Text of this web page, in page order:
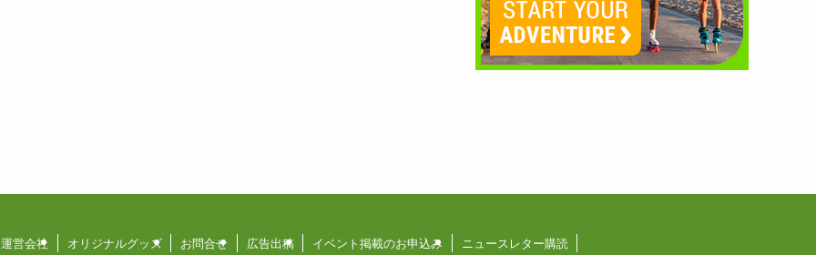
運営会社 オリジナルグッズ お問合せ 広告出稿 イベント掲載のお申込み ニュースレター購読